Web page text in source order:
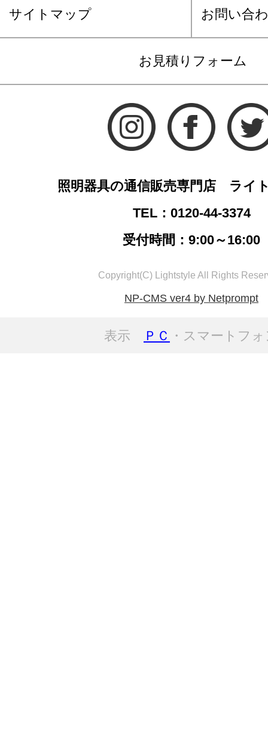
サイトマップ お問い合
お見積りフォーム
照明器具の通信販売専門店 ライ
TEL：0120-44-3374
受付時間：9:00～16:00
Copyright(C) Lightstyle All Rights
NP-CMS ver4 by Netprompt
表示 ＰＣ ・スマートフ